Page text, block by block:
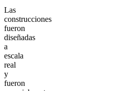
Las
construcciones
fueron
diseñadas
a
escala
real
y
fueron